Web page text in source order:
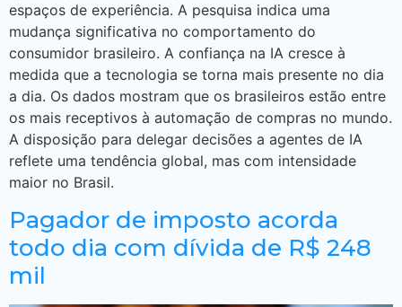
espaços de experiência. A pesquisa indica uma
mudança significativa no comportamento do
consumidor brasileiro. A confiança na IA cresce à
medida que a tecnologia se torna mais presente no dia
a dia. Os dados mostram que os brasileiros estão entre
os mais receptivos à automação de compras no mundo.
A disposição para delegar decisões a agentes de IA
reflete uma tendência global, mas com intensidade
maior no Brasil.
Pagador de imposto acorda
todo dia com dívida de R$ 248
mil